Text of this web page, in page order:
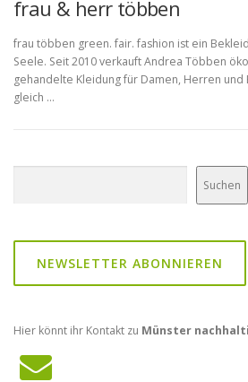
frau & herr többen
frau többen green. fair. fashion ist ein
Seele. Seit 2010 verkauft Andrea Többen
gehandelte Kleidung für Damen, Herren und
gleich …
Suchen
NEWSLETTER ABONNIEREN
Hier könnt ihr Kontakt zu Münster